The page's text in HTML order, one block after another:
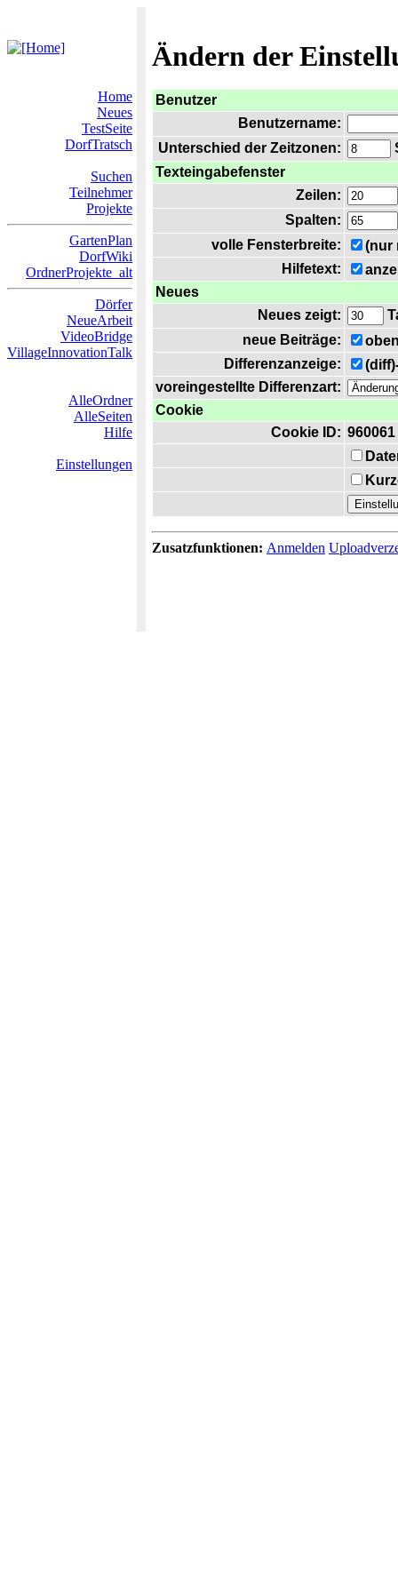
Ändern der
Home
Neues
TestSeite
DorfTratsch
Suchen
Teilnehmer
Projekte
GartenPlan
DorfWiki
OrdnerProjekte_alt
Dörfer
NeueArbeit
VideoBridge
VillageInnovationTalk
AlleOrdner
AlleSeiten
Hilfe
Einstellungen
Benutzer
Benutzername:
Unterschied der Zeitzonen:
Texteingabefenster
Zeilen:
Spalten:
volle Fensterbreite:
(nur
Hilfetext:
Neues
Neues zeigt:
neue Beiträge:
Differenzanzeige:
voreingestellte Differenzart:
Cookie
Cookie ID: 960061
Zusatzfunktionen: Anmelden